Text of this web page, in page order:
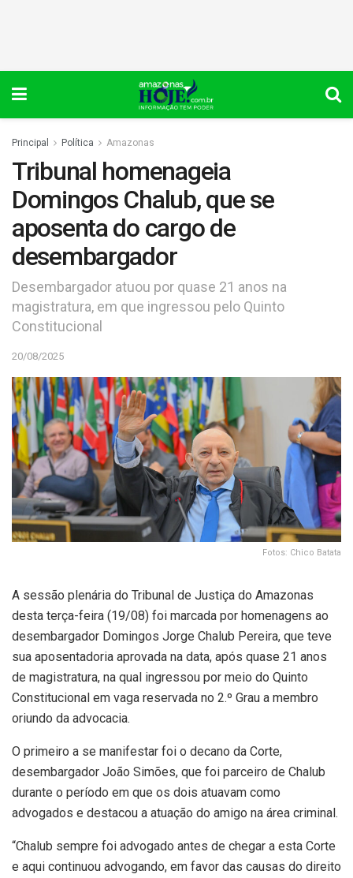
Principal Política Amazonas
Tribunal homenageia
Domingos Chalub, que se
aposenta do cargo de
desembargador
Desembargador atuou por quase 21 anos na
magistratura, em que ingressou pelo Quinto
Constitucional
20/08/2025
Fotos: Chico Batata
A sessão plenária do Tribunal de Justiça do Amazonas
desta terça-feira (19/08) foi marcada por homenagens ao
desembargador Domingos Jorge Chalub Pereira, que teve
sua aposentadoria aprovada na data, após quase 21 anos
de magistratura, na qual ingressou por meio do Quinto
Constitucional em vaga reservada no 2.º Grau a membro
oriundo da advocacia.
O primeiro a se manifestar foi o decano da Corte,
desembargador João Simões, que foi parceiro de Chalub
durante o período em que os dois atuavam como
advogados e destacou a atuação do amigo na área criminal.
“Chalub sempre foi advogado antes de chegar a esta Corte
e aqui continuou advogando, em favor das causas do direito